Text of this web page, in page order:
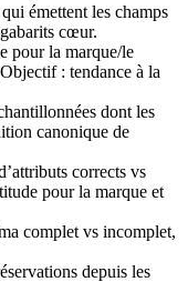
émettent les champs
cœur.
pour la marque/le
: tendance à la
dont les
canonique de
corrects vs
pour la marque et
complet vs incomplet,
depuis les